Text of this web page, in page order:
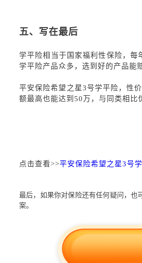
五、 写在最后
学平险相当于国家福利性保险，
学平险产品众多，选到好的产品能
平安保险希望之星3号学平险，性
额最高也能达到50万，与同类相比
点击查看>>平安保险希望之星3号
最后，如果你对保险还有任何疑问，也
案。